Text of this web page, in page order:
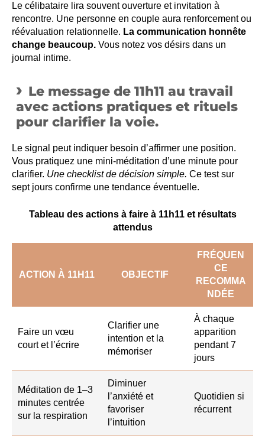
Le célibataire lira souvent ouverture et invitation à
rencontre. Une personne en couple aura renforcement ou
réévaluation relationnelle. La communication honnête
change beaucoup. Vous notez vos désirs dans un
journal intime.
Le message de 11h11 au travail
avec actions pratiques et rituels
pour clarifier la voie.
Le signal peut indiquer besoin d’affirmer une position.
Vous pratiquez une mini-méditation d’une minute pour
clarifier. Une checklist de décision simple. Ce test sur
sept jours confirme une tendance éventuelle.
Tableau des actions à faire à 11h11 et résultats
attendus
ACTION À 11H11 OBJECTIF
FRÉQUEN
CE
RECOMMA
NDÉE
Faire un vœu
court et l’écrire
Clarifier une
intention et la
mémoriser
À chaque
apparition
pendant 7
jours
Méditation de 1–3
minutes centrée
sur la respiration
Diminuer
l’anxiété et
favoriser
l’intuition
Quotidien si
récurrent